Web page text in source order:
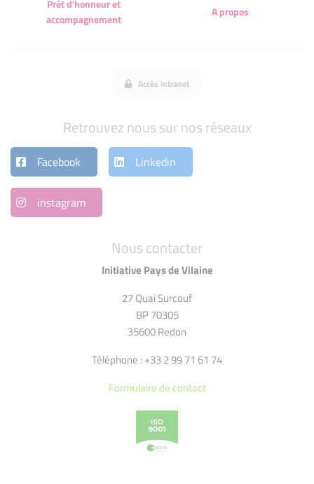
Nous contacter
Initiative Pays de Vilaine
27 Quai Surcouf
BP 70305
35600 Redon
Téléphone : +33 2 99 71 61 74
Formulaire de contact
Prêt d'honneur et
accompagnement
A propos
Accès intranet
Retrouvez nous sur nos réseaux
Facebook Linkedin
instagram